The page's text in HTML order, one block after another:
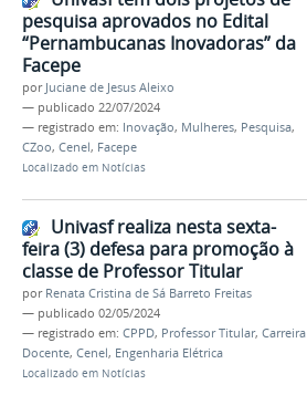
pesquisa aprovados no Edital
“Pernambucanas Inovadoras” da
Facepe
por Juciane de Jesus Aleixo
— publicado 22/07/2024
— registrado em: Inovação, Mulheres, Pesquisa,
CZoo, Cenel, Facepe
Localizado em Notícias
Univasf realiza nesta sexta-
feira (3) defesa para promoção à
classe de Professor Titular
por Renata Cristina de Sá Barreto Freitas
— publicado 02/05/2024
— registrado em: CPPD, Professor Titular, Carreira
Docente, Cenel, Engenharia Elétrica
Localizado em Notícias